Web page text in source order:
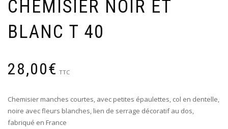
CHEMISIER NOIR ET
BLANC T 40
28,00€ TTC
Chemisier manches courtes, avec petites épaulettes, col en dentelle,
noire avec fleurs blanches, lien de serrage décoratif au dos,
fabriqué en France